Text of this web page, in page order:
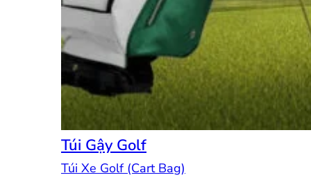
Túi Gậy Golf
Túi Xe Golf (Cart Bag)